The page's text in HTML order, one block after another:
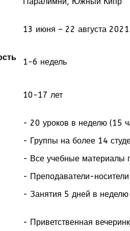
13 июня – 22 августа 2021
1-6 недель
10-17 лет
- 20 уроков в неделю (15
- Группы на более 14
- Все учебные материалы
- Преподаватели-носители
- Занятия 5 дней в неделю
- Приветственная